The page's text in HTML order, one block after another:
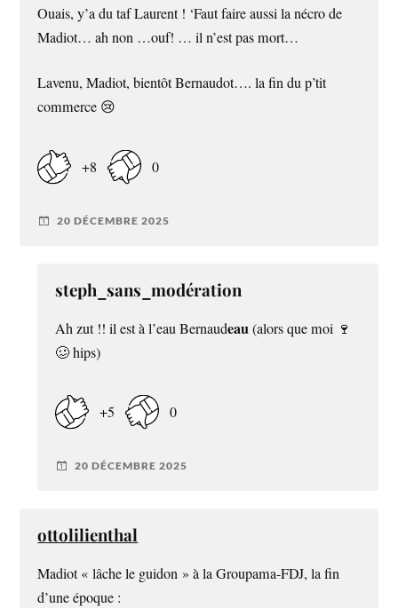
Ouais, y’a du taf Laurent ! ‘Faut faire aussi la nécro de
Madiot… ah non …ouf! … il n’est pas mort…
Lavenu, Madiot, bientôt Bernaudot…. la fin du p’tit
commerce 😢
+8 0
20 DÉCEMBRE 2025
steph_sans_modération
Ah zut !! il est à l’eau Bernaudeau(alors que moi 🍷
🥴 hips)
+5 0
20 DÉCEMBRE 2025
ottolilienthal
Madiot « lâche le guidon » à la Groupama-FDJ, la fin
d’une époque :